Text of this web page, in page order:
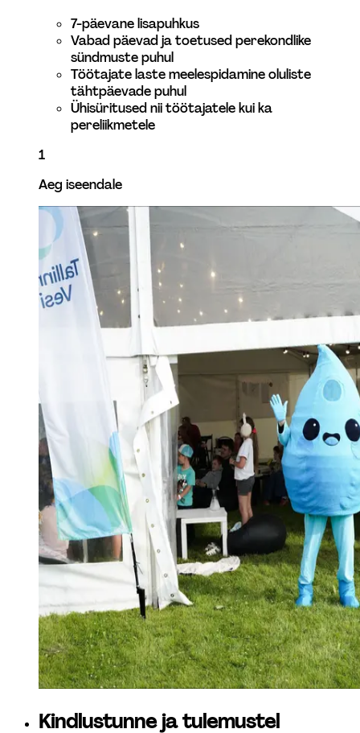
7-päevane lisapuhkus
Vabad päevad ja toetused perekondlike
sündmuste puhul
Töötajate laste meelespidamine oluliste
tähtpäevade puhul
Ühisüritused nii töötajatele kui ka
pereliikmetele
1
Aeg iseendale
Kindlustunne ja tulemustel